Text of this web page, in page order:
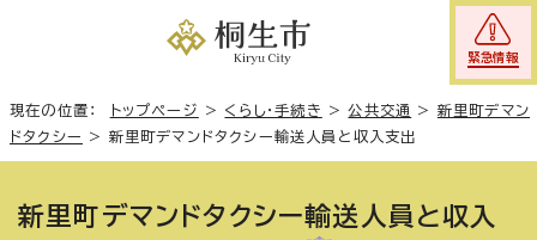
緊急情報
現在の位置： トップページ > くらし・手続き >公共交通 > 新里町デマン
ドタクシー
> 新里町デマンドタクシー輸送人員と収入支出
新里町デマンドタクシー輸送人員と収入